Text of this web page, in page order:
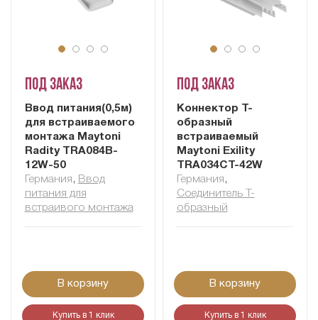
Под заказ
Ввод питания(0,5м)
для встраиваемого
монтажа Maytoni
Radity TRA084B-
12W-50
Германия , Ввод
питания для
встраивого монтажа
В корзину
Купить в 1 клик
Под заказ
Коннектор Т-
образный
встраиваемый
Maytoni Exility
TRA034CT-42W
Германия ,
Соединитель Т-
образный
В корзину
Купить в 1 клик